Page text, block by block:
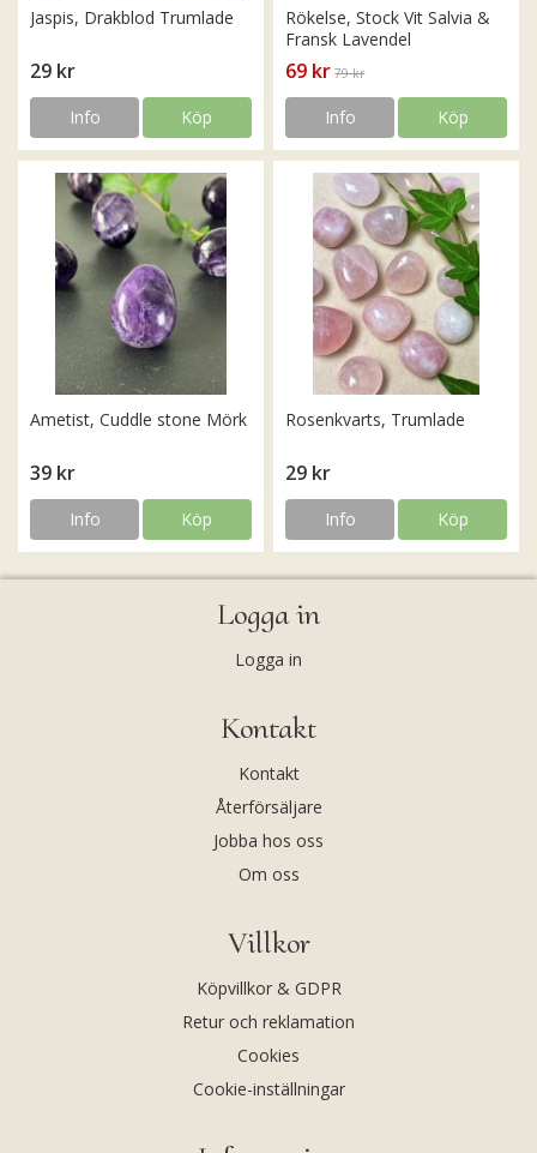
Jaspis, Drakblod Trumlade
29 kr
Info Köp
Rökelse, Stock Vit Salvia &
Fransk Lavendel
69 kr 79 kr
Info Köp
Ametist, Cuddle stone Mörk
39 kr
Info Köp
Rosenkvarts, Trumlade
29 kr
Info Köp
Logga in
Logga in
Kontakt
Kontakt
Återförsäljare
Jobba hos oss
Om oss
Villkor
Köpvillkor & GDPR
Retur och reklamation
Cookies
Cookie-inställningar